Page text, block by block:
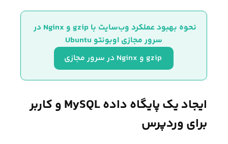
نحوه بهبود عملکرد وب‌سایت با gzip و Nginx در
سرور مجازی اوبونتو Ubuntu
ایجاد یک پایگاه داده MySQL و کاربر
برای وردپرس